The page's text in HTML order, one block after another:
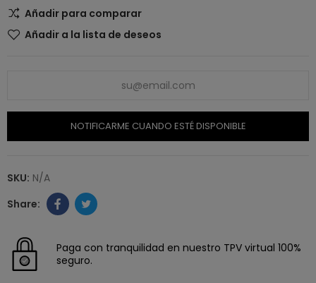
Añadir para comparar
Añadir a la lista de deseos
NOTIFICARME CUANDO ESTÉ DISPONIBLE
SKU: N/A
Paga con tranquilidad en nuestro TPV virtual 100%
seguro.